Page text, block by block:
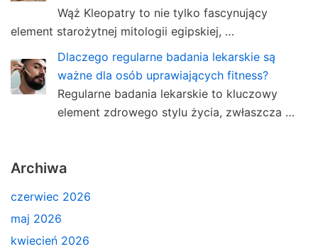
Wąż Kleopatry to nie tylko fascynujący
element starożytnej mitologii egipskiej, …
Dlaczego regularne badania lekarskie są
ważne dla osób uprawiających fitness?
Regularne badania lekarskie to kluczowy
element zdrowego stylu życia, zwłaszcza …
Archiwa
czerwiec 2026
maj 2026
kwiecień 2026